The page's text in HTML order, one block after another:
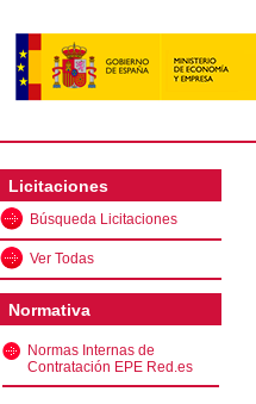
Licitaciones
Búsqueda Licitaciones
Ver Todas
Normativa
Normas Internas de
Contratación EPE Red.es